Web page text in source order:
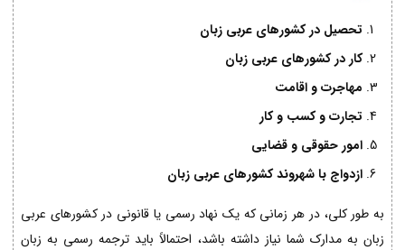
تحصیل در کشورهای عربی زبان
کار در کشورهای عربی زبان
مهاجرت و اقامت
تجارت و کسب و کار
امور حقوقی و قضایی
ازدواج با شهروند کشورهای عربی زبان
به طور کلی، در هر زمانی که یک نهاد رسمی یا قانونی در کشورهای عربی
زبان به مدارک شما نیاز داشته باشد، احتمالاً باید ترجمه رسمی به زبان